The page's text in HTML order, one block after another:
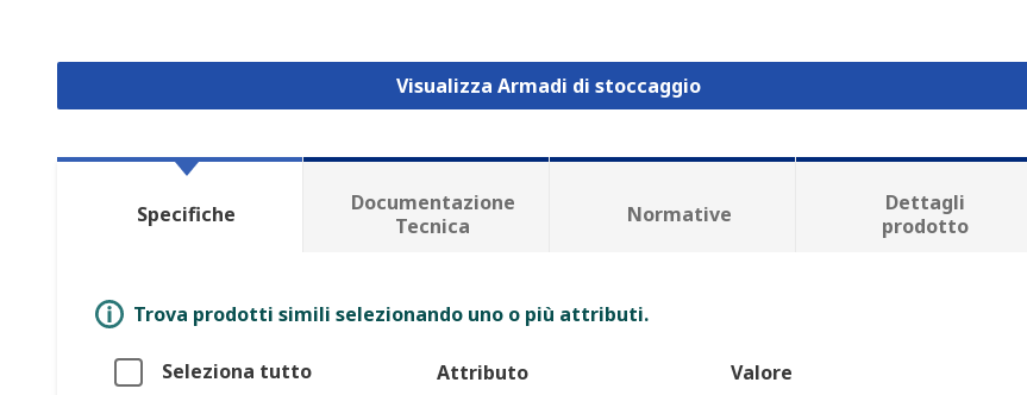
Visualizza Armadi di stoccaggio
Specifiche
Documentazione
Tecnica
Normative
Dettagli
prodotto
Trova prodotti simili selezionando uno o più attributi.
Seleziona tutto Attributo Valore